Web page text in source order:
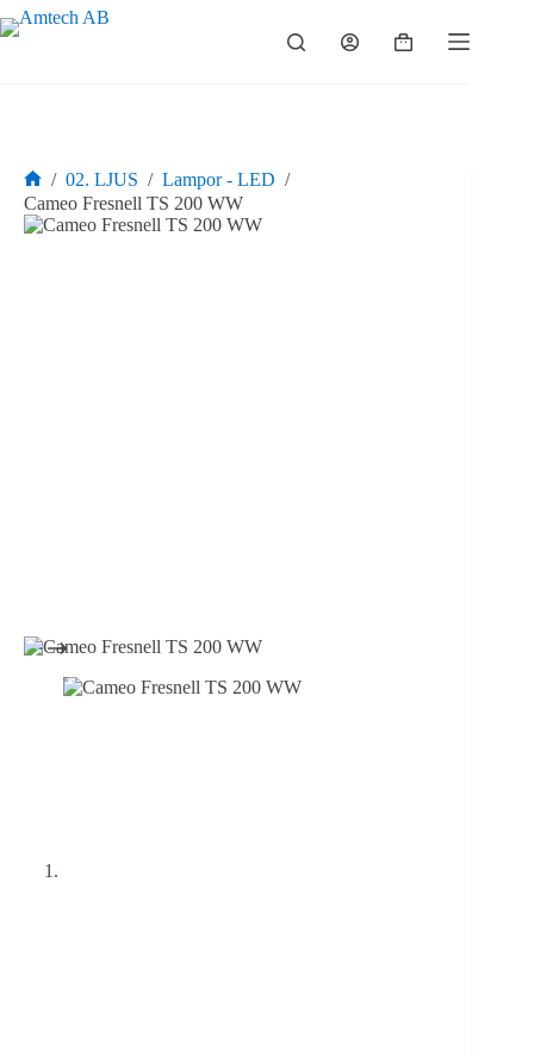
Hoppa
till
Varukorg
Hem
/ 02. LJUS / Lampor - LED /
Cameo Fresnell TS 200 WW